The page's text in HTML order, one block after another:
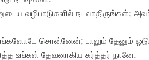
வழிபாடுகளில் நடவாதிருங்கள்;
சொன்னேன்; பாலும் தேனும்
உங்கள் தேவனாகிய கர்த்தர் நானே.